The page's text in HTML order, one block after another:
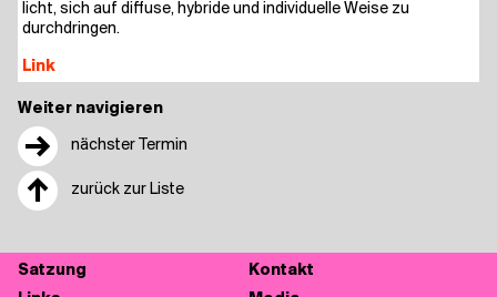
Weiter navigieren
→ nächster Termin
↑ zurück zur Liste
licht, sich auf dif­fu­se, hybri­de und indi­vi­du­el­le Wei­se zu
durchdringen.
Link
Sat­zung
Kon­takt